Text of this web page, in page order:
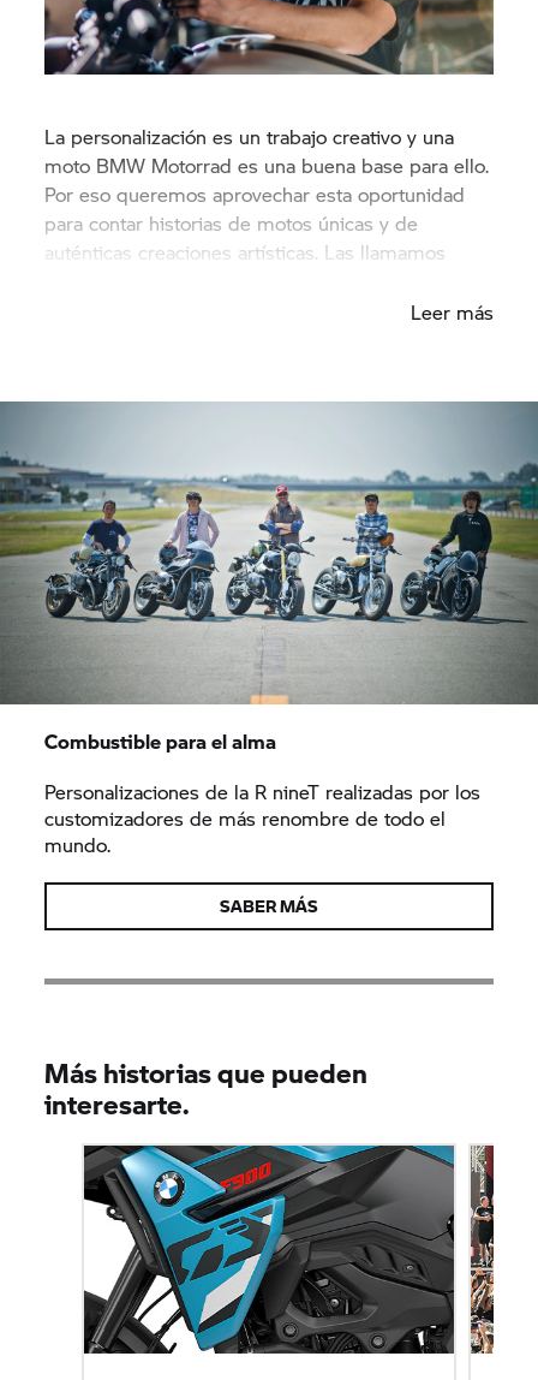
La personalización es un trabajo creativo y una
moto BMW Motorrad es una buena base para ello.
Por eso queremos aprovechar esta oportunidad
para contar historias de motos únicas y de
auténticas creaciones artísticas. Las llamamos
Leer más
Combustible para el alma
Personalizaciones de la R nineT realizadas por los
customizadores de más renombre de todo el
mundo.
SABER MÁS
Más historias que pueden
interesarte.